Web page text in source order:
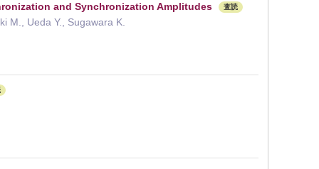
and Synchronization Amplitudes 査読
M., Ueda Y., Sugawara K.